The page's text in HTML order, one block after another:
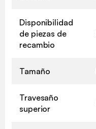
Disponibilidad
de piezas de
recambio
Tamaño
Travesaño
superior